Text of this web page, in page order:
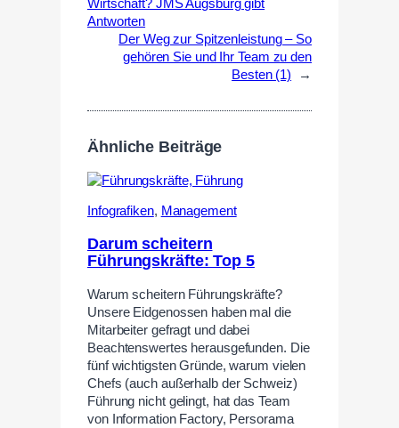
Wirtschaft? JMS Augsburg gibt
Antworten
Der Weg zur Spitzenleistung – So
gehören Sie und Ihr Team zu den
Besten (1)
→
Ähnliche Beiträge
Infografiken, Management
Darum scheitern
Führungskräfte: Top 5
Warum scheitern Führungskräfte?
Unsere Eidgenossen haben mal die
Mitarbeiter gefragt und dabei
Beachtenswertes herausgefunden. Die
fünf wichtigsten Gründe, warum vielen
Chefs (auch außerhalb der Schweiz)
Führung nicht gelingt, hat das Team
von Information Factory, Persorama